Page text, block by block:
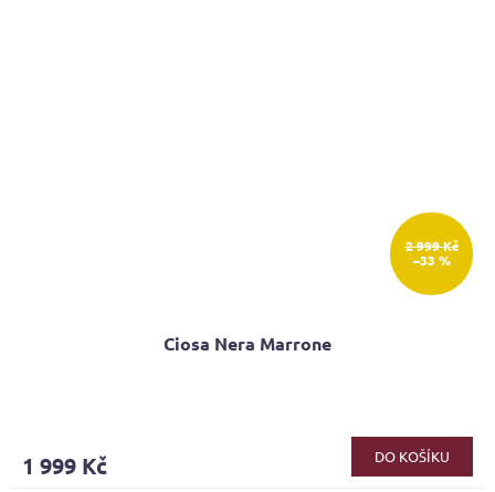
2 999 Kč
–33 %
Ciosa Nera Marrone
1 999 Kč DO KOŠÍKU